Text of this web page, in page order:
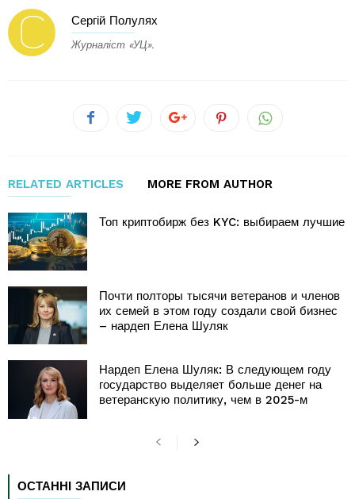
Сергій Полулях
Журналіст «УЦ».
RELATED ARTICLES MORE FROM AUTHOR
Топ криптобирж без KYC: выбираем лучшие
Почти полторы тысячи ветеранов и членов
их семей в этом году создали свой бизнес
– нардеп Елена Шуляк
Нардеп Елена Шуляк: В следующем году
государство выделяет больше денег на
ветеранскую политику, чем в 2025-м
ОСТАННІ ЗАПИСИ